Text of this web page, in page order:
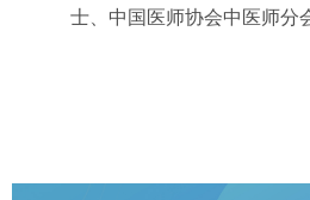
士、中国医师协会中医师分